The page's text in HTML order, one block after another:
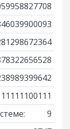
11111100111
9